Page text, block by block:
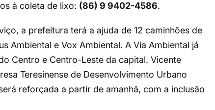
à coleta de lixo: (86) 9 9402-4586.
a prefeitura terá a ajuda de 12 caminhões de
Ambiental e Vox Ambiental. A Via Ambiental já
Centro e Centro-Leste da capital. Vicente
Teresinense de Desenvolvimento Urbano
reforçada a partir de amanhã, com a inclusão